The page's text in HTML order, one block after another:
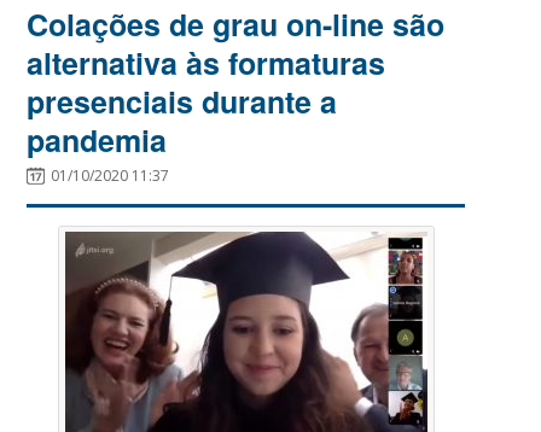
Colações de grau on-line são
alternativa às formaturas
presenciais durante a
pandemia
01/10/2020 11:37